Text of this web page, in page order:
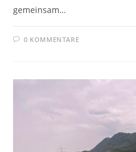
gemeinsam…
0 KOMMENTARE